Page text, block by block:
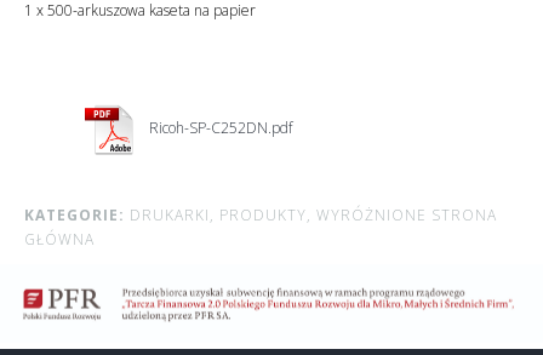
1 x 500-arkuszowa kaseta na papier
Ricoh-SP-C252DN.pdf
KATEGORIE: DRUKARKI, PRODUKTY, WYRÓŻNIONE STRONA
GŁÓWNA